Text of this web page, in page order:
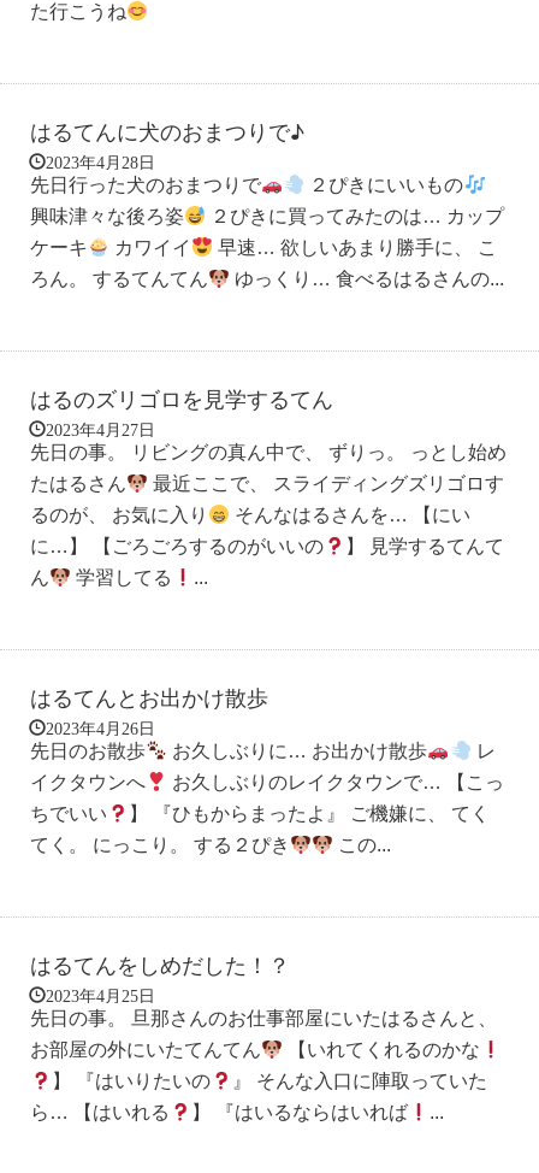
た行こうね
はるてんに犬のおまつりで♪
2023年4月28日
先日行った犬のおまつりで
２ぴきにいいもの
興味津々な後ろ姿
２ぴきに買ってみたのは… カップ
ケーキ
カワイイ
早速… 欲しいあまり勝手に、 こ
ろん。 するてんてん
ゆっくり… 食べるはるさんの...
はるのズリゴロを見学するてん
2023年4月27日
先日の事。 リビングの真ん中で、 ずりっ。 っとし始め
たはるさん
最近ここで、 スライディングズリゴロす
るのが、 お気に入り
そんなはるさんを… 【にい
に…】 【ごろごろするのがいいの
】 見学するてんて
ん
学習してる ...
はるてんとお出かけ散歩
2023年4月26日
先日のお散歩 お久しぶりに… お出かけ散歩
レ
イクタウンへ
お久しぶりのレイクタウンで… 【こっ
ちでいい
】 『ひもからまったよ』 ご機嫌に、 てく
てく。 にっこり。 する２ぴき
この...
はるてんをしめだした！？
2023年4月25日
先日の事。 旦那さんのお仕事部屋にいたはるさんと、
お部屋の外にいたてんてん
【いれてくれるのかな
】 『はいりたいの
』 そんな入口に陣取っていた
ら… 【はいれる
】 『はいるならはいれば ...